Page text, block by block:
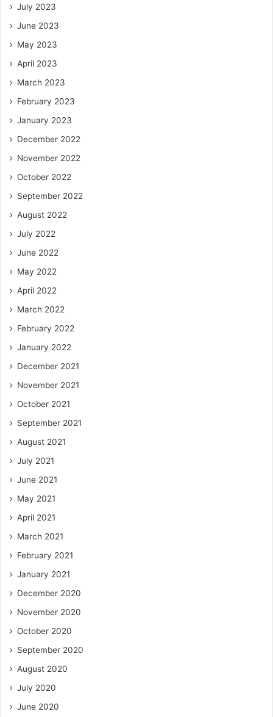
July 2023
June 2023
May 2023
April 2023
March 2023
February 2023
January 2023
December 2022
November 2022
October 2022
September 2022
August 2022
July 2022
June 2022
May 2022
April 2022
March 2022
February 2022
January 2022
December 2021
November 2021
October 2021
September 2021
August 2021
July 2021
June 2021
May 2021
April 2021
March 2021
February 2021
January 2021
December 2020
November 2020
October 2020
September 2020
August 2020
July 2020
June 2020